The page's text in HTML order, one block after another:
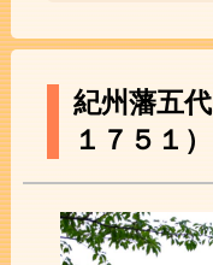
紀州藩五
１７５１）